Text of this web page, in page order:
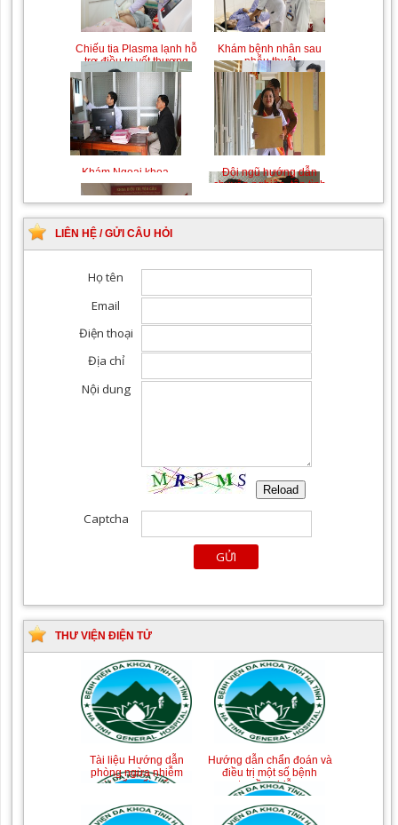
Chiếu tia Plasma lạnh hỗ
trợ điều trị vết thương
Khám bệnh nhân sau
phẫu thuật
Khám Ngoại khoa
Đội ngũ hướng dẫn
chuyên nghiệp, tận tình
LIÊN HỆ / GỬI CÂU HỎI
THƯ VIỆN ĐIỆN TỬ
Tài liệu Hướng dẫn
phòng ngừa nhiễm
khuẩn vết mổ
Hướng dẫn chẩn đoán và
điều trị một số bệnh
truyền nhiễm